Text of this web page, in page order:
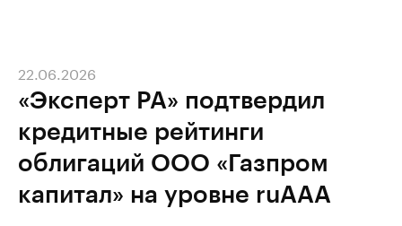
«Эксперт РА» подтвердил
кредитные рейтинги
облигаций ООО «Газпром
капитал» на уровне ruAAA
22.06.2026